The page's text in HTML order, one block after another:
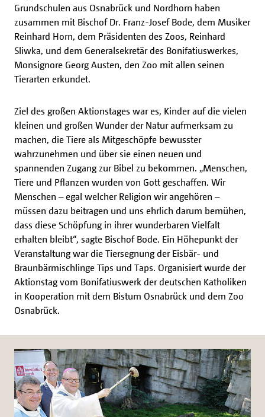
Grundschulen aus Osnabrück und Nordhorn haben
zusammen mit Bischof Dr. Franz-Josef Bode, dem Musiker
Reinhard Horn, dem Präsidenten des Zoos, Reinhard
Sliwka, und dem Generalsekretär des Bonifatiuswerkes,
Monsignore Georg Austen, den Zoo mit allen seinen
Tierarten erkundet.
Ziel des großen Aktionstages war es, Kinder auf die vielen
kleinen und großen Wunder der Natur aufmerksam zu
machen, die Tiere als Mitgeschöpfe bewusster
wahrzunehmen und über sie einen neuen und
spannenden Zugang zur Bibel zu bekommen. „Menschen,
Tiere und Pflanzen wurden von Gott geschaffen. Wir
Menschen – egal welcher Religion wir angehören –
müssen dazu beitragen und uns ehrlich darum bemühen,
dass diese Schöpfung in ihrer wunderbaren Vielfalt
erhalten bleibt“, sagte Bischof Bode. Ein Höhepunkt der
Veranstaltung war die Tiersegnung der Eisbär- und
Braunbärmischlinge Tips und Taps. Organisiert wurde der
Aktionstag vom Bonifatiuswerk der deutschen Katholiken
in Kooperation mit dem Bistum Osnabrück und dem Zoo
Osnabrück.